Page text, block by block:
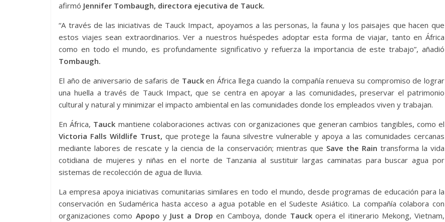
afirmó Jennifer Tombaugh, directora ejecutiva de Tauck.
“A través de las iniciativas de Tauck Impact, apoyamos a las personas, la fauna y los paisajes que hacen que
estos viajes sean extraordinarios. Ver a nuestros huéspedes adoptar esta forma de viajar, tanto en África
como en todo el mundo, es profundamente significativo y refuerza la importancia de este trabajo”, añadió
Tombaugh.
El año de aniversario de safaris de Taucken África llega cuando la compañía renueva su compromiso de lograr
una huella a través de Tauck Impact, que se centra en apoyar a las comunidades, preservar el patrimonio
cultural y natural y minimizar el impacto ambiental en las comunidades donde los empleados viven y trabajan.
En África, Tauck mantiene colaboraciones activas con organizaciones que generan cambios tangibles, como el
Victoria Falls Wildlife Trust, que protege la fauna silvestre vulnerable y apoya a las comunidades cercanas
mediante labores de rescate y la ciencia de la conservación; mientras que Save the Rain transforma la vida
cotidiana de mujeres y niñas en el norte de Tanzania al sustituir largas caminatas para buscar agua por
sistemas de recolección de agua de lluvia.
La empresa apoya iniciativas comunitarias similares en todo el mundo, desde programas de educación para la
conservación en Sudamérica hasta acceso a agua potable en el Sudeste Asiático. La compañía colabora con
organizaciones como Apopo yJust a Drop en Camboya, donde Tauckopera el itinerario Mekong, Vietnam,